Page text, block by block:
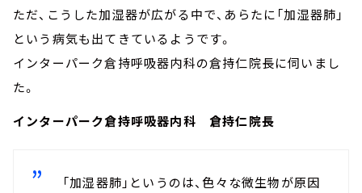
ただ、こうした加湿器が広がる中で、あらたに「加湿器肺」
という病気も出てきているようです。
インターパーク倉持呼吸器内科の倉持仁院長に伺いまし
た。
インターパーク倉持呼吸器内科 倉持仁院長
「加湿器肺」というのは、色々な微生物が原因